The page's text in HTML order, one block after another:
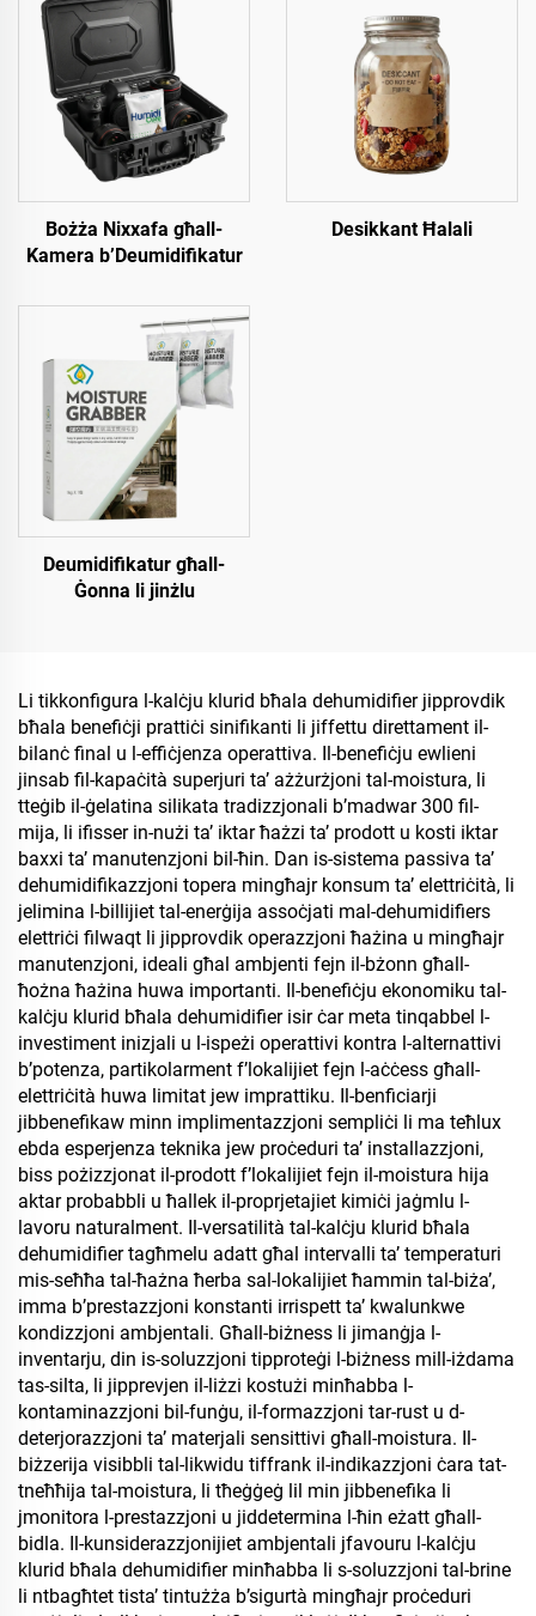
Bożża Nixxafa għall-
Kamera b’Deumidifikatur
Desikkant Ħalali
Deumidifikatur għall-
Ġonna li jinżlu
Li tikkonfigura l-kalċju klurid bħala dehumidifier jipprovdik
bħala benefiċji prattiċi sinifikanti li jiffettu direttament il-
bilanċ final u l-effiċjenza operattiva. Il-benefiċju ewlieni
jinsab fil-kapaċità superjuri ta’ ażżurżjoni tal-moistura, li
tteġib il-ġelatina silikata tradizzjonali b’madwar 300 fil-
mija, li ifisser in-nużi ta’ iktar ħażzi ta’ prodott u kosti iktar
baxxi ta’ manutenzjoni bil-ħin. Dan is-sistema passiva ta’
dehumidifikazzjoni topera mingħajr konsum ta’ elettriċità, li
jelimina l-billijiet tal-enerġija assoċjati mal-dehumidifiers
elettriċi filwaqt li jipprovdik operazzjoni ħażina u mingħajr
manutenzjoni, ideali għal ambjenti fejn il-bżonn għall-
ħożna ħażina huwa importanti. Il-benefiċju ekonomiku tal-
kalċju klurid bħala dehumidifier isir ċar meta tinqabbel l-
investiment inizjali u l-ispeżi operattivi kontra l-alternattivi
b’potenza, partikolarment f’lokalijiet fejn l-aċċess għall-
elettriċità huwa limitat jew imprattiku. Il-benficiarji
jibbenefikaw minn implimentazzjoni sempliċi li ma teħlux
ebda esperjenza teknika jew proċeduri ta’ installazzjoni,
biss pożizzjonat il-prodott f’lokalijiet fejn il-moistura hija
aktar probabbli u ħallek il-proprjetajiet kimiċi jaġmlu l-
lavoru naturalment. Il-versatilità tal-kalċju klurid bħala
dehumidifier tagħmelu adatt għal intervalli ta’ temperaturi
mis-seħħa tal-ħażna ħerba sal-lokalijiet ħammin tal-biża’,
imma b’prestazzjoni konstanti irrispett ta’ kwalunkwe
kondizzjoni ambjentali. Għall-biżness li jimanġja l-
inventarju, din is-soluzzjoni tipproteġi l-biżness mill-iżdama
tas-silta, li jipprevjen il-liżzi kostużi minħabba l-
kontaminazzjoni bil-funġu, il-formazzjoni tar-rust u d-
deterjorazzjoni ta’ materjali sensittivi għall-moistura. Il-
biżzerija visibbli tal-likwidu tiffrank il-indikazzjoni ċara tat-
tneħħija tal-moistura, li tħeġġeġ lil min jibbenefika li
jmonitora l-prestazzjoni u jiddetermina l-ħin eżatt għall-
bidla. Il-kunsiderazzjonijiet ambjentali jfavouru l-kalċju
klurid bħala dehumidifier minħabba li s-soluzzjoni tal-brine
li ntbagħtet tista’ tintużża b’sigurtà mingħajr proċeduri